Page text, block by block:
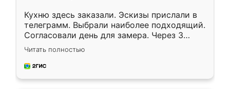
Кухню здесь заказали. Эскизы прислали в
телеграмм. Выбрали наиболее подходящий.
Согласовали день для замера. Через 3
недели кухня была уже готова. Остались
довольны работой. Спасибо Ренессанс
мебель за качественную работу!
Читать полностью